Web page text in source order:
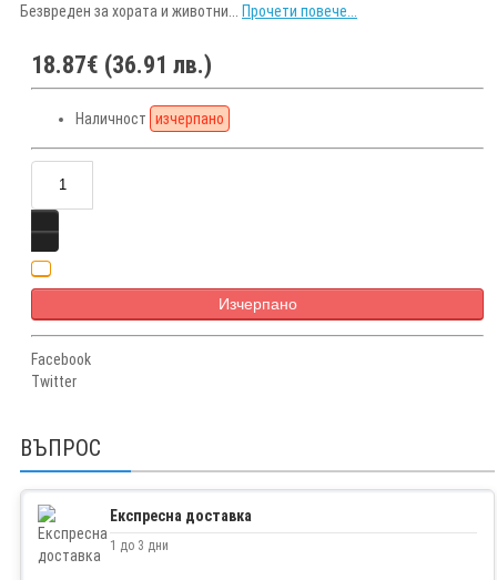
Безвреден за хората и животни... Прочети повече...
18.87€ (36.91 лв.)
Наличност изчерпано
Изчерпано
Facebook
Twitter
ВЪПРОС
Експресна доставка
1 до 3 дни